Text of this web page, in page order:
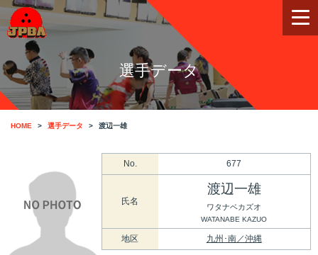
選手データ
HOME 選手データ 渡辺一雄
No. 677
氏名
渡辺一雄
ワタナベカズオ
WATANABE KAZUO
地区 九州･南／沖縄